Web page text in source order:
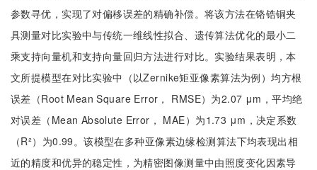
参数寻优，实现了对偏移误差的精确补偿。将该方法在铬锆铜夹
具测量对比实验中与传统一维线性拟合、遗传算法优化的最小二
乘支持向量机和支持向量回归方法进行对比。实验结果表明，本
文所提模型在对比实验中（以Zernike矩亚像素算法为例）均方根
误差（Root Mean Square Error， RMSE）为2.07 μm，平均绝
对误差（Mean Absolute Error， MAE）为1.73 μm，决定系数
（R²）为0.99。该模型在多种亚像素边缘检测算法下均表现出相
近的精度和优异的稳定性，为精密图像测量中由照度变化因素导